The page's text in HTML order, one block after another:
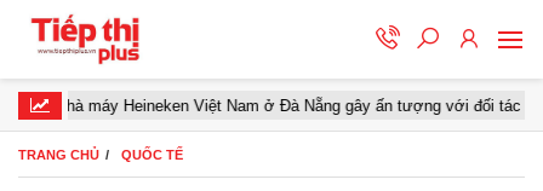
máy Heineken Việt Nam ở Đà Nẵng gây ấn tượng với đối tác miền Trung
TRANG CHỦ QUỐC TẾ